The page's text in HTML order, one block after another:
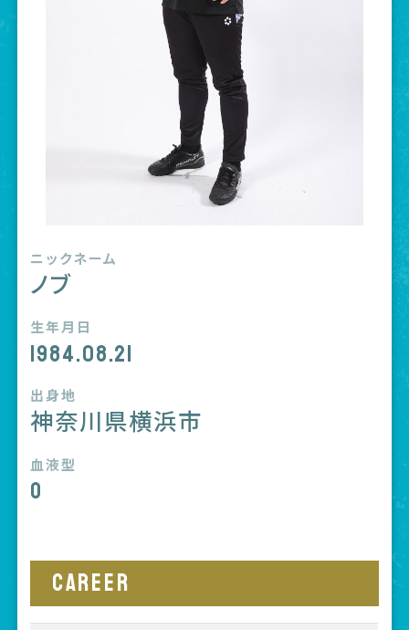
ニックネーム
ノブ
生年月日
1984.08.21
出身地
神奈川県横浜市
血液型
O
CAREER